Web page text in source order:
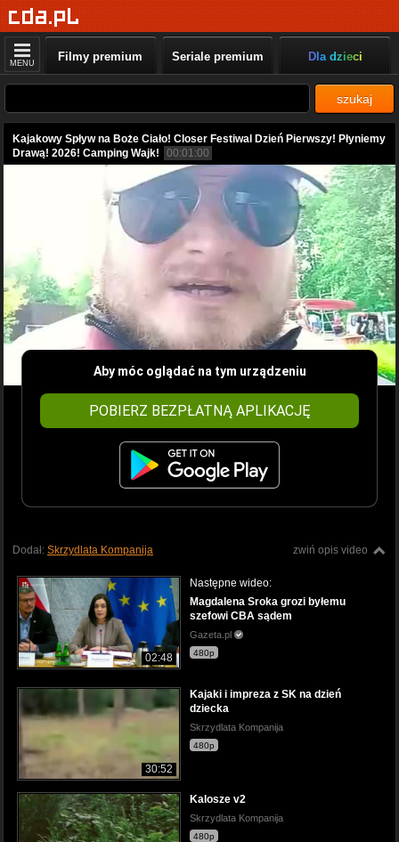
MENU Filmy premium Seriale premium Dla dzieci
szukaj
Kajakowy Spływ na Boże Ciało! Closer Festiwal Dzień Pierwszy! Płyniemy
Drawą! 2026! Camping Wajk!
00:01:00
Aby móc oglądać na tym urządzeniu
POBIERZ BEZPŁATNĄ APLIKACJĘ
zwiń opis video
Dodał: Skrzydlata Kompanija
02:48
Następne wideo:
Magdalena Sroka grozi byłemu
szefowi CBA sądem
Gazeta.pl
480p
30:52
Kajaki i impreza z SK na dzień
dziecka
Skrzydlata Kompanija
480p
Kalosze v2
Skrzydlata Kompanija
480p